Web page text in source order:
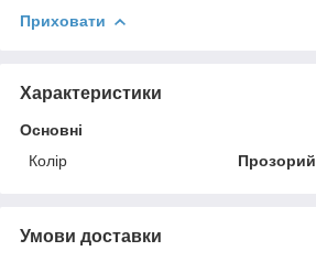
Приховати
Характеристики
Основні
Колір
Прозорий
Умови доставки